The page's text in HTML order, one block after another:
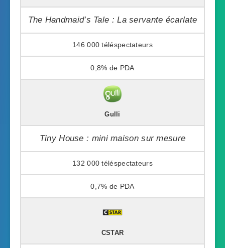
The Handmaid’s Tale : La servante écarlate
146 000
0,8%
Gulli
Tiny House : mini maison sur mesure
132 000
0,7%
CSTAR